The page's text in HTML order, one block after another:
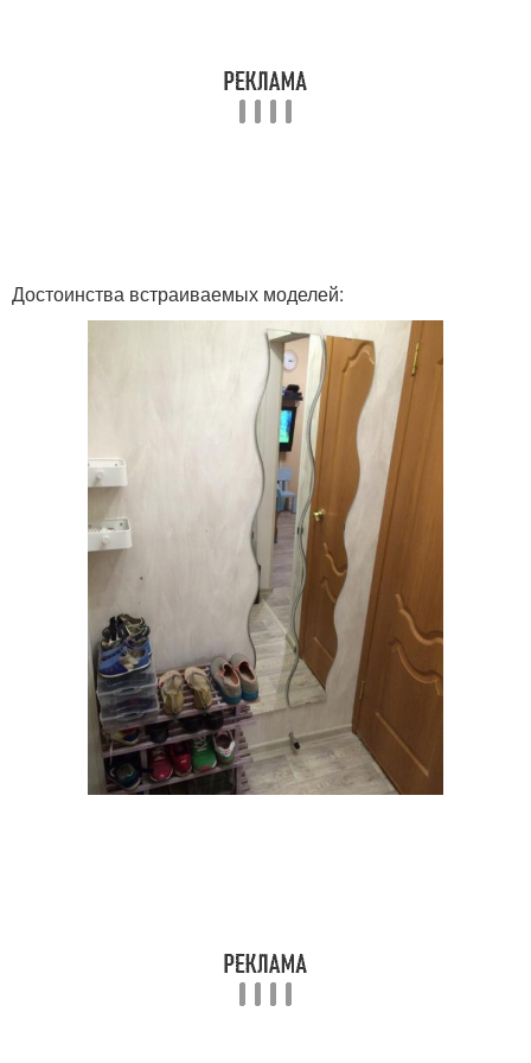
Достоинства встраиваемых моделей: